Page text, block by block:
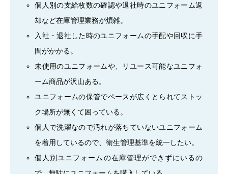
個人別の支給枚数の確認や退社時のユニフォーム返
却など在庫管理業務が煩雑。
入社・退社した時のユニフォームの手配や回収に手
間がかかる。
未使用のユニフォームや、リユース可能なユニフォ
ーム商品が沢山ある。
ユニフォームの保管でペースが広くとられてストッ
ク場所が無くて困っている。
個人で洗濯なので汚れが落ちていないユニフォーム
を着用しているので、衛生管理基準を統一したい。
個人別ユニフォームの在庫管理ができずにいるの